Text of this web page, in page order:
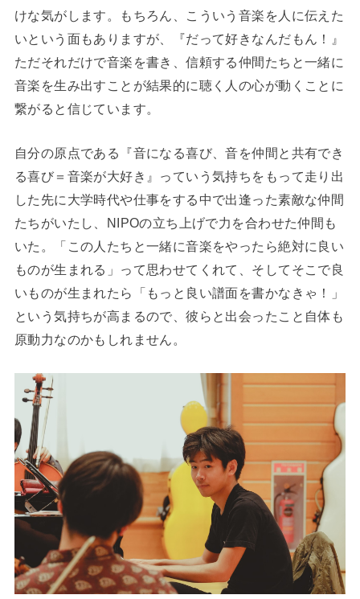
けな気がします。もちろん、こういう音楽を人に伝えた
いという面もありますが、『だって好きなんだもん！』
ただそれだけで音楽を書き、信頼する仲間たちと一緒に
音楽を生み出すことが結果的に聴く人の心が動くことに
繋がると信じています。
自分の原点である『音になる喜び、音を仲間と共有でき
る喜び＝音楽が大好き』っていう気持ちをもって走り出
した先に大学時代や仕事をする中で出逢った素敵な仲間
たちがいたし、NIPOの立ち上げで力を合わせた仲間も
いた。「この人たちと一緒に音楽をやったら絶対に良い
ものが生まれる」って思わせてくれて、そしてそこで良
いものが生まれたら「もっと良い譜面を書かなきゃ！」
という気持ちが高まるので、彼らと出会ったこと自体も
原動力なのかもしれません。